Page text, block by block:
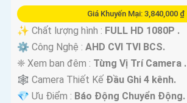
Giá Khuyến Mại: 3,840,000 ₫
✨ Chất lượng hình : FULL HD 1080P .
⚙ Công Nghệ : AHD CVI TVI BCS.
❈ Xem ban đêm : Từng Vị Trí Camera .
🕸️ Camera Thiết Kế Đầu Ghi 4 kênh.
️💎 Ưu Điểm : Báo Động Chuyển Động.